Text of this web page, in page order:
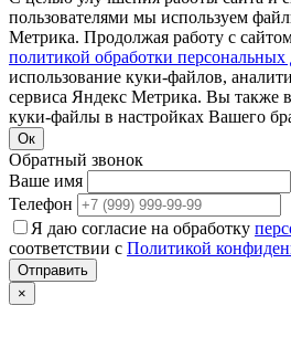
пользователями мы используем
Метрика. Продолжая работу с
политикой обработки
использование куки-файлов,
сервиса Яндекс Метрика. Вы также
куки-файлы в настройках Вашего
Ок
Обратный звонок
Ваше имя
Телефон
Я даю согласие на обработку
соответствии с Политикой
×